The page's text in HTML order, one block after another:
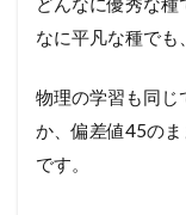
要
診
断
ス
なに平凡な種でも
物理の学習も同じ
か、偏差値45のま
です。